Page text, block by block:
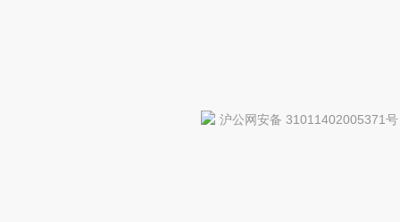
沪公网安备 31011402005371号